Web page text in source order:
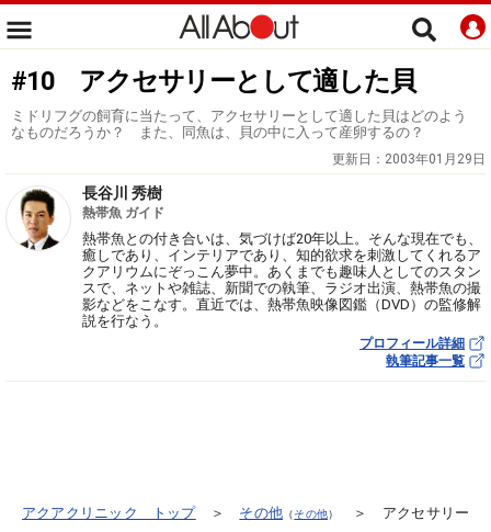
#10 アクセサリーとして適した貝
ミドリフグの飼育に当たって、アクセサリーとして適した貝はどのよう
なものだろうか？ また、同魚は、貝の中に入って産卵するの？
更新日： 2003年01月29日
長谷川 秀樹
熱帯魚 ガイド
熱帯魚との付き合いは、気づけば20年以上。そんな現在でも、
癒しであり、インテリアであり、知的欲求を刺激してくれるア
クアリウムにぞっこん夢中。あくまでも趣味人としてのスタン
スで、ネットや雑誌、新聞での執筆、ラジオ出演、熱帯魚の撮
影などをこなす。直近では、熱帯魚映像図鑑（DVD）の監修解
説を行なう。
プロフィール詳細
執筆記事一覧
アクアクリニック トップ＞ その他 （その他）
＞ アクセサリー